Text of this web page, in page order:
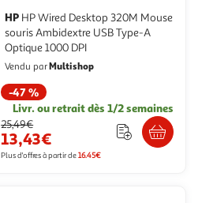
HP
souris Ambidextre USB Type-A
Optique 1000 DPI
Vendu parMultishop
-47 %
Livr. ou retrait dès 1/2 semaines
25,49€
13,43€
Plus d'offres à partir de16.45€